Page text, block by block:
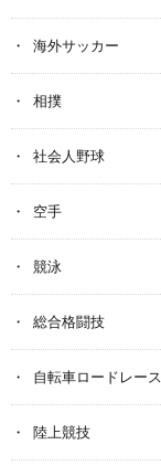
海外サッカー
相撲
社会人野球
空手
競泳
総合格闘技
自転車ロードレース
陸上競技